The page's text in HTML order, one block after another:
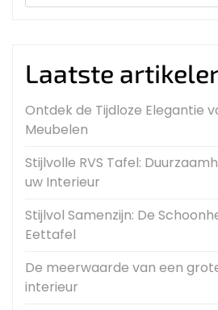
Laatste
Ontdek de Tijdloze Elegantie
Meubelen
Stijlvolle RVS Tafel:
uw Interieur
Stijlvol Samenzijn: De
Eettafel
De meerwaarde van een
interieur